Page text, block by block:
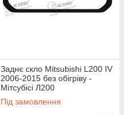
Заднє скло Mitsubishi L200 IV
2006-2015 без обігріву -
Мітсубісі Л200
Під замовлення